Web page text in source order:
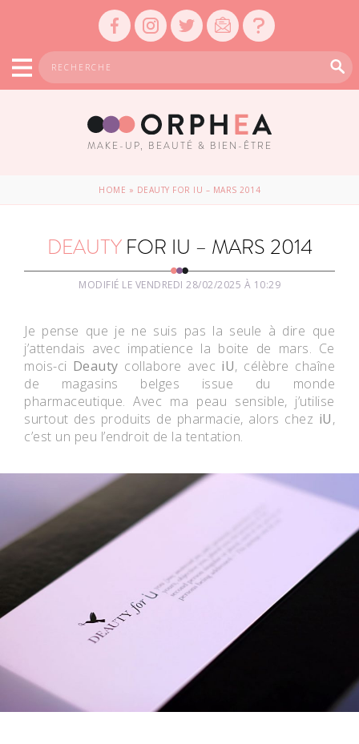
MAKE-UP, BEAUTÉ & BIEN-ÊTRE
HOME » DEAUTY FOR IU – MARS 2014
DEAUTYFOR IU – MARS 2014
MODIFIÉ LE VENDREDI 28/02/2025 À 10:29
Je pense que je ne suis pas la seule à dire que
j’attendais avec impatience la boite de mars. Ce
mois-ci Deauty collabore avec iU, célèbre chaîne
de magasins belges issue du monde
pharmaceutique. Avec ma peau sensible, j’utilise
surtout des produits de pharmacie, alors chez iU,
c’est un peu l’endroit de la tentation.